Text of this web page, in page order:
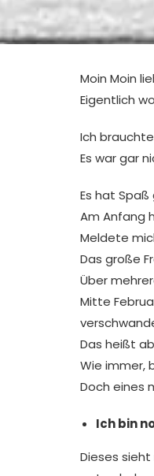
Moin Moin
Eigentlich
Ich
Es war gar
Es hat
Am Anfang
Meldete
Das große
Über
Mitte
Das heißt
Wie immer,
Doch eines
Ich bin
Dieses